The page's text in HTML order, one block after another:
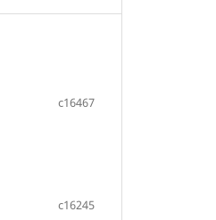
c16467
c16245